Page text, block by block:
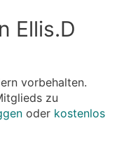
Ellis.D
vorbehalten.
zu
oder kostenlos